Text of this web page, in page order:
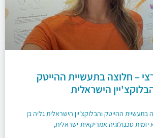
– חלוצה בתעשיית ההייטק
הישראלית​
בתעשיית ההייטק והבלוקצ'יין הישראלית​ ​גליה בן
יזמית טכנולוגיה אמריקאית-ישראלית,